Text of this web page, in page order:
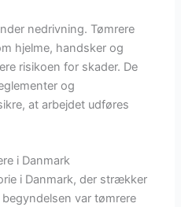
nedrivning. Tømrere
hjelme, handsker og
risikoen for skader. De
og
at arbejdet udføres
i Danmark
i Danmark, der strækker
var tømrere